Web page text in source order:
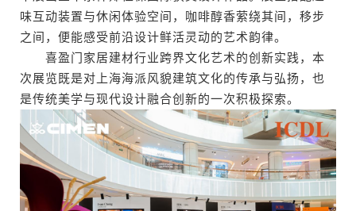
味互动装置与休闲体验空间，咖啡醇香萦绕其间，移步
之间，便能感受前沿设计鲜活灵动的艺术韵律。
喜盈门家居建材行业跨界文化艺术的创新实践，本
次展览既是对上海海派风貌建筑文化的传承与弘扬，也
是传统美学与现代设计融合创新的一次积极探索。